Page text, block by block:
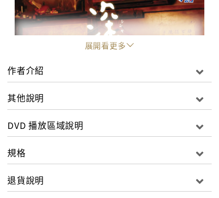
展開看更多
作者介紹
其他說明
DVD 播放區域說明
規格
退貨說明